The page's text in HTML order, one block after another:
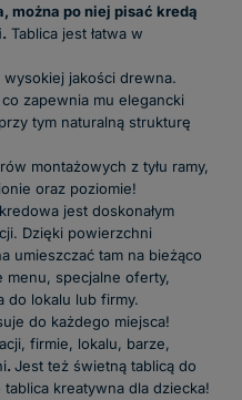
można po niej pisać kredą
Tablica jest łatwa w
wysokiej jakości drewna.
zapewnia mu elegancki
tym naturalną strukturę
montażowych z tyłu ramy,
oraz poziomie!
jest doskonałym
Dzięki powierzchni
umieszczać tam na bieżąco
menu, specjalne oferty,
do lokalu lub firmy.
do każdego miejsca!
firmie, lokalu, barze,
. Jest też świetną tablicą do
kreatywna dla dziecka!